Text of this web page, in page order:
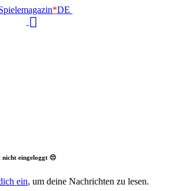
*DE
nicht eingeloggt 😔
ein, um deine Nachrichten zu lesen.